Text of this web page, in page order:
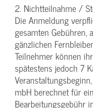
2. Nichtteilnahme /
Die Anmeldung
gesamten Gebühren,
gänzlichen
Teilnehmer können
spätestens jedoch 7
mbH berechnet für
Bearbeitungsgebühr